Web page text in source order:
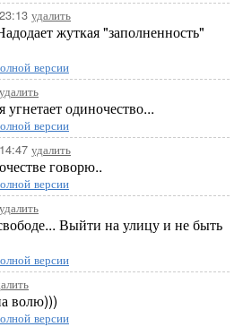
удалить
жуткая "заполненность"
версии
удалить
угнетает одиночество...
версии
удалить
говорю..
версии
удалить
Выйти на улицу и не быть
версии
волю)))
версии